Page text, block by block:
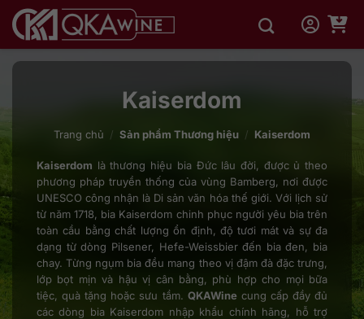
qua
dung
Kaiserdom
Trang chủ / Sản phẩm Thương hiệu / Kaiserdom
Kaiserdom là thương hiệu bia Đức lâu đời, được ủ theo
phương pháp truyền thống của vùng Bamberg, nơi được
UNESCO công nhận là Di sản văn hóa thế giới. Với lịch sử
từ năm 1718, bia Kaiserdom chinh phục người yêu bia trên
toàn cầu bằng chất lượng ổn định, độ tươi mát và sự đa
dạng từ dòng Pilsener, Hefe-Weissbier đến bia đen, bia
chay. Từng ngụm bia đều mang theo vị đậm đà đặc trưng,
lớp bọt mịn và hậu vị cân bằng, phù hợp cho mọi bữa
tiệc, quà tặng hoặc sưu tầm. QKAWine cung cấp đầy đủ
các dòng bia Kaiserdom nhập khẩu chính hãng, hỗ trợ